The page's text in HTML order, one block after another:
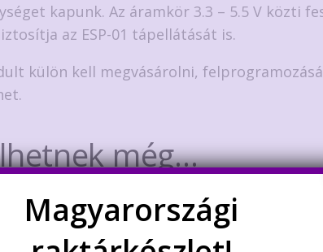
kapunk. Az áramkör 3.3 – 5.5 V közti
az ESP-01 tápellátását is.
külön kell megvásárolni,
még…
Magyarországi